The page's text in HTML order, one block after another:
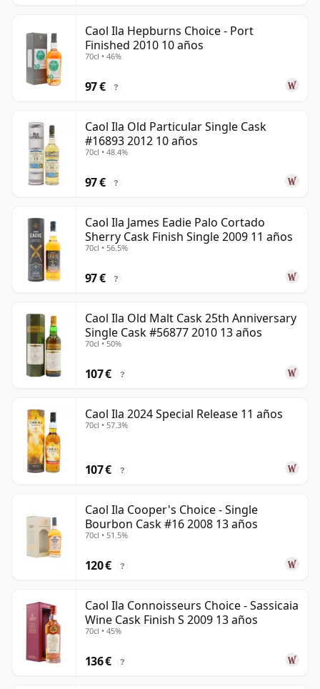
Caol Ila Hepburns Choice - Port
Finished 2010 10 años
70cl • 46%
97 € ?
Caol Ila Old Particular Single Cask
#16893 2012 10 años
70cl • 48.4%
97 € ?
Caol Ila James Eadie Palo Cortado
Sherry Cask Finish Single 2009 11 años
70cl • 56.5%
97 € ?
Caol Ila Old Malt Cask 25th Anniversary
Single Cask #56877 2010 13 años
70cl • 50%
107 € ?
Caol Ila 2024 Special Release 11 años
70cl • 57.3%
107 € ?
Caol Ila Cooper's Choice - Single
Bourbon Cask #16 2008 13 años
70cl • 51.5%
120 € ?
Caol Ila Connoisseurs Choice - Sassicaia
Wine Cask Finish S 2009 13 años
70cl • 45%
136 € ?